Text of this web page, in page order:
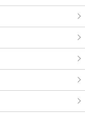
ー交換をさせて頂きまし
をさせて頂きました！あ
クカメラ交換をさせて頂き